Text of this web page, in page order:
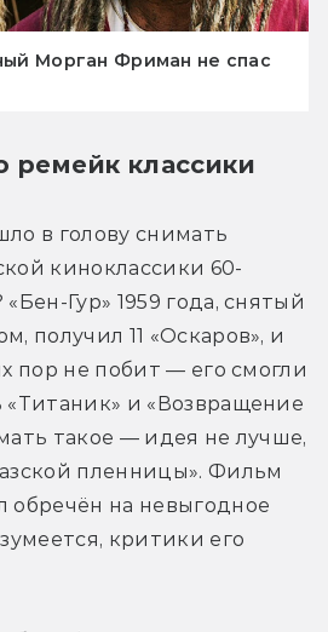
Морган Фриман не спас
ремейк классики
в голову снимать
киноклассики 60-
Гур» 1959 года, снятый
получил 11 «Оскаров», и
пор не побит — его смогли
«Титаник» и «Возвращение
такое — идея не лучше,
пленницы». Фильм
обречён на невыгодное
критики его